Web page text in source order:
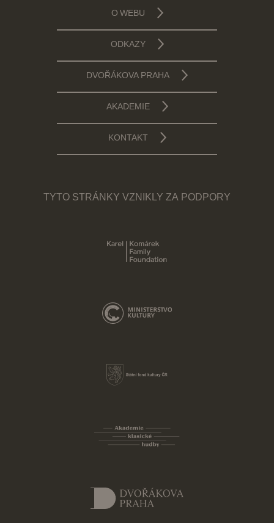
O WEBU
ODKAZY
DVOŘÁKOVA PRAHA
AKADEMIE
KONTAKT
TYTO STRÁNKY VZNIKLY ZA PODPORY